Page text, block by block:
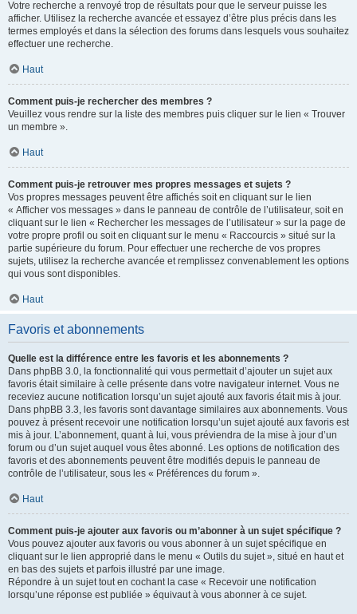
Votre recherche a renvoyé trop de résultats pour que le serveur puisse les
afficher. Utilisez la recherche avancée et essayez d’être plus précis dans les
termes employés et dans la sélection des forums dans lesquels vous souhaitez
effectuer une recherche.
Haut
Comment puis-je rechercher des membres ?
Veuillez vous rendre sur la liste des membres puis cliquer sur le lien « Trouver
un membre ».
Haut
Comment puis-je retrouver mes propres messages et sujets ?
Vos propres messages peuvent être affichés soit en cliquant sur le lien
« Afficher vos messages » dans le panneau de contrôle de l’utilisateur, soit en
cliquant sur le lien « Rechercher les messages de l’utilisateur » sur la page de
votre propre profil ou soit en cliquant sur le menu « Raccourcis » situé sur la
partie supérieure du forum. Pour effectuer une recherche de vos propres
sujets, utilisez la recherche avancée et remplissez convenablement les options
qui vous sont disponibles.
Haut
Favoris et abonnements
Quelle est la différence entre les favoris et les abonnements ?
Dans phpBB 3.0, la fonctionnalité qui vous permettait d’ajouter un sujet aux
favoris était similaire à celle présente dans votre navigateur internet. Vous ne
receviez aucune notification lorsqu’un sujet ajouté aux favoris était mis à jour.
Dans phpBB 3.3, les favoris sont davantage similaires aux abonnements. Vous
pouvez à présent recevoir une notification lorsqu’un sujet ajouté aux favoris est
mis à jour. L’abonnement, quant à lui, vous préviendra de la mise à jour d’un
forum ou d’un sujet auquel vous êtes abonné. Les options de notification des
favoris et des abonnements peuvent être modifiés depuis le panneau de
contrôle de l’utilisateur, sous les « Préférences du forum ».
Haut
Comment puis-je ajouter aux favoris ou m’abonner à un sujet spécifique ?
Vous pouvez ajouter aux favoris ou vous abonner à un sujet spécifique en
cliquant sur le lien approprié dans le menu « Outils du sujet », situé en haut et
en bas des sujets et parfois illustré par une image.
Répondre à un sujet tout en cochant la case « Recevoir une notification
lorsqu’une réponse est publiée » équivaut à vous abonner à ce sujet.